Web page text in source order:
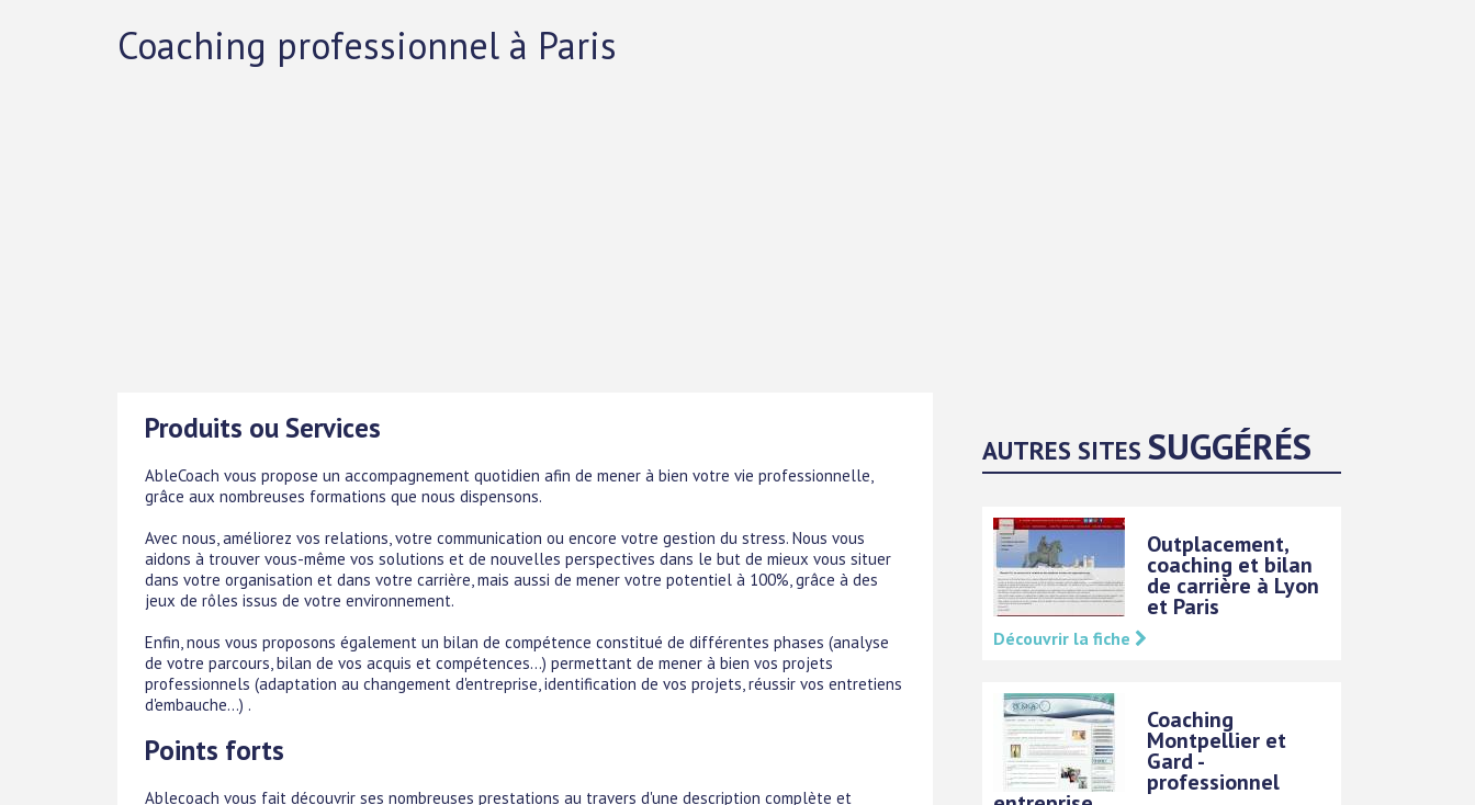
Coaching professionnel à Paris
Produits ou Services
AbleCoach vous propose un accompagnement quotidien afin de mener à bien votre vie professionnelle,
grâce aux nombreuses formations que nous dispensons.
Avec nous, améliorez vos relations, votre communication ou encore votre gestion du stress. Nous vous
aidons à trouver vous-même vos solutions et de nouvelles perspectives dans le but de mieux vous situer
dans votre organisation et dans votre carrière, mais aussi de mener votre potentiel à 100%, grâce à des
jeux de rôles issus de votre environnement.
Enfin, nous vous proposons également un bilan de compétence constitué de différentes phases (analyse
de votre parcours, bilan de vos acquis et compétences...) permettant de mener à bien vos projets
professionnels (adaptation au changement d'entreprise, identification de vos projets, réussir vos entretiens
d'embauche...) .
Points forts
Ablecoach vous fait découvrir ses nombreuses prestations au travers d'une description complète et
AUTRES SITESSUGGÉRÉS
Outplacement,
coaching et bilan
de carrière à Lyon
et Paris
Découvrir la fiche
Coaching
Montpellier et
Gard -
professionnel